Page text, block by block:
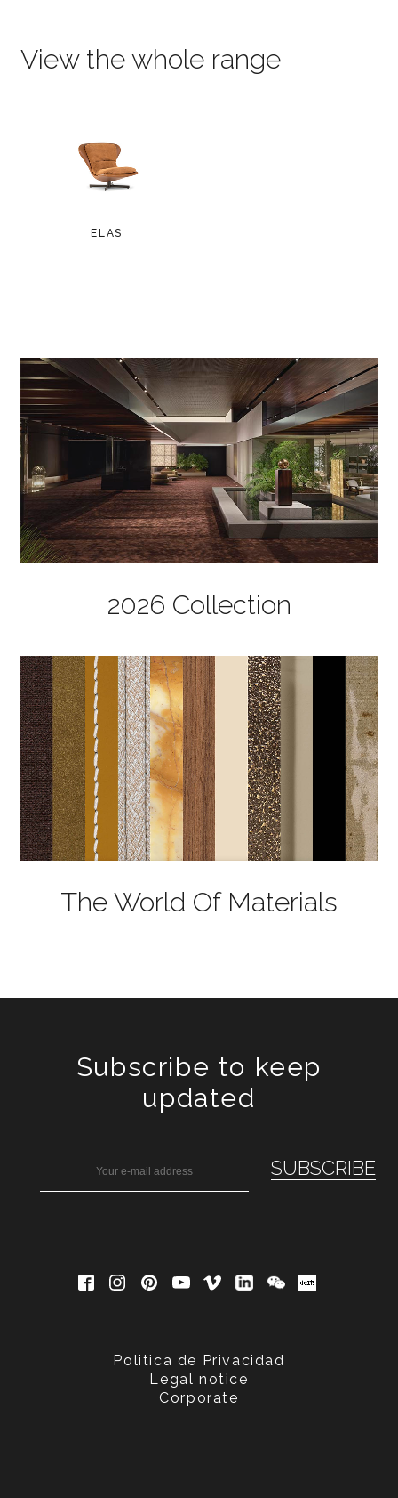
View the whole range
ELAS
2026 Collection
The World Of Materials
Subscribe to keep
updated
Politica de Privacidad
Legal notice
Corporate